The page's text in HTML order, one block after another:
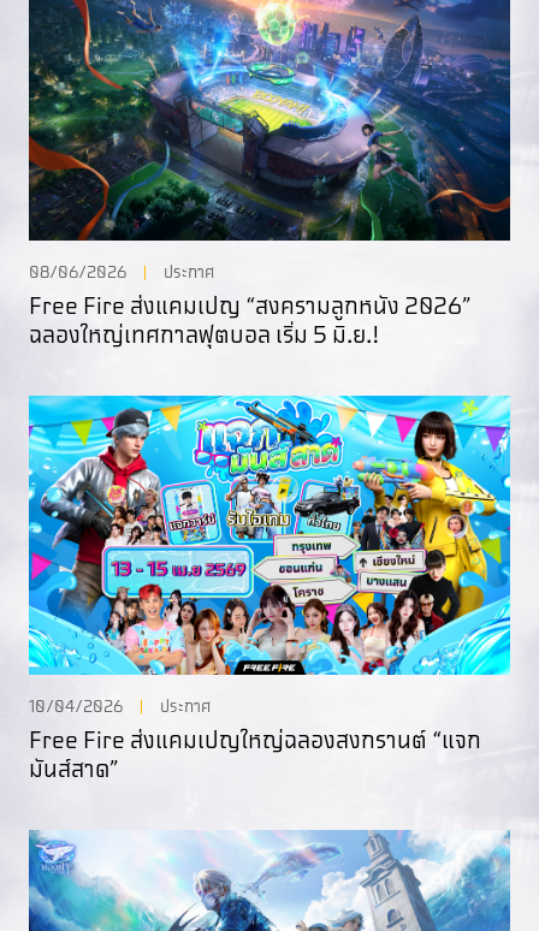
08/06/2026 ประกาศ
Free Fire ส่งแคมเปญ “สงครามลูกหนัง 2026”
ฉลองใหญ่เทศกาลฟุตบอล เริ่ม 5 มิ.ย.!
10/04/2026 ประกาศ
Free Fire ส่งแคมเปญใหญ่ฉลองสงกรานต์ “แจก
มันส์สาด”